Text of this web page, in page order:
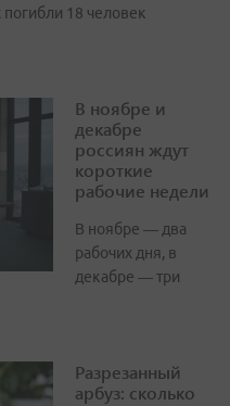
18 человек
В ноябре и
декабре
россиян ждут
короткие
рабочие недели
В ноябре — два
рабочих дня, в
декабре — три
Разрезанный
арбуз: сколько